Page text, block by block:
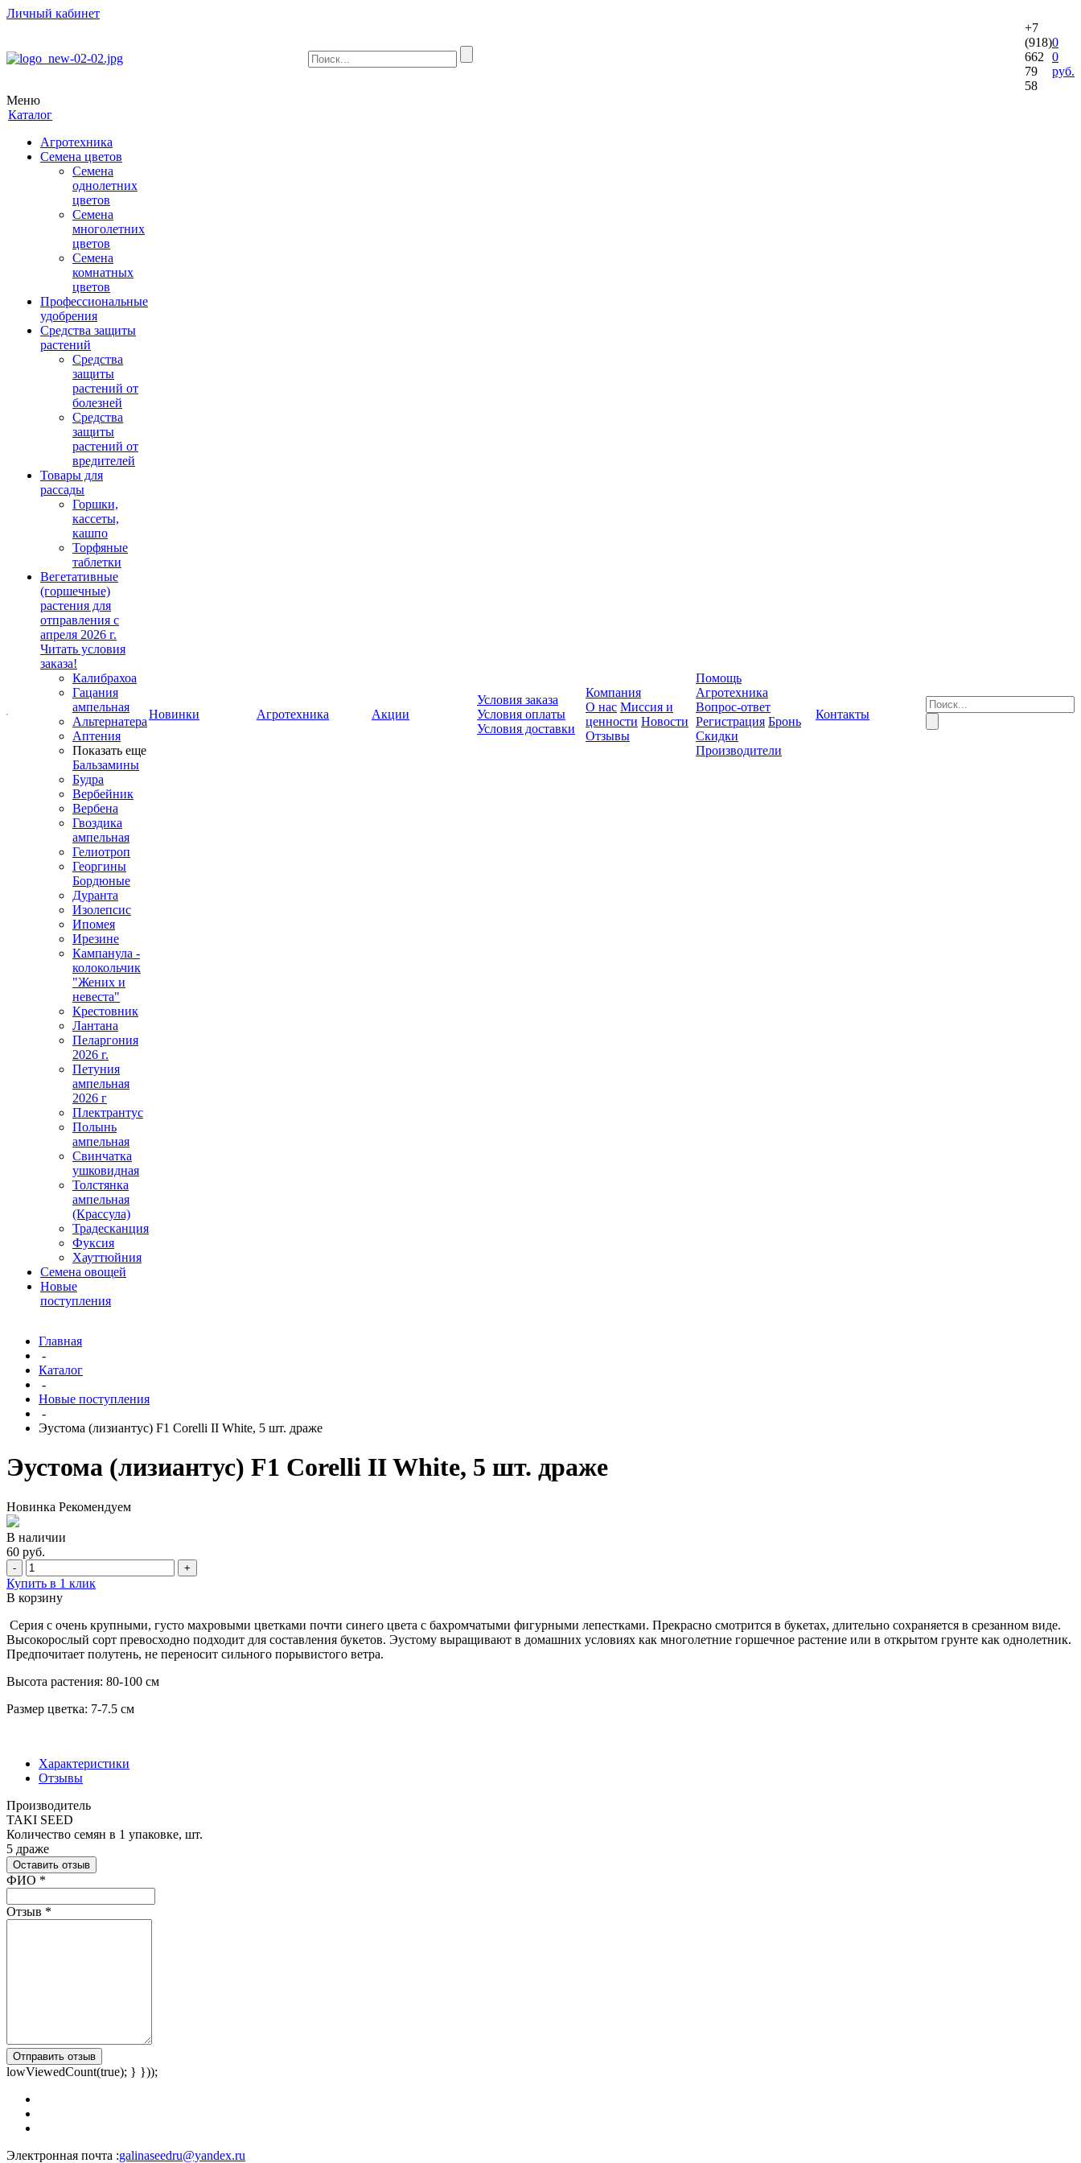
Личный кабинет
+7
(918)
662
79
58
0
0
руб.
Меню
Каталог
Агротехника
Семена цветов
Семена
однолетних
цветов
Семена
многолетних
цветов
Семена
комнатных
цветов
Профессиональные
удобрения
Средства защиты
растений
Средства
защиты
растений от
болезней
Средства
защиты
растений от
вредителей
Товары для
рассады
Горшки,
кассеты,
кашпо
Торфяные
таблетки
Вегетативные
(горшечные)
растения для
отправления с
апреля 2026 г.
Читать условия
заказа!
Калибрахоа
Гацания
ампельная
Альтернатера
Аптения
Показать еще
Бальзамины
Будра
Вербейник
Вербена
Гвоздика
ампельная
Гелиотроп
Георгины
Бордюные
Дуранта
Изолепсис
Ипомея
Ирезине
Кампанула -
колокольчик
"Жених и
невеста"
Крестовник
Лантана
Пеларгония
2026 г.
Петуния
ампельная
2026 г
Плектрантус
Полынь
ампельная
Свинчатка
ушковидная
Толстянка
ампельная
(Крассула)
Традесканция
Фуксия
Хауттюйния
Семена овощей
Новые
поступления
Новинки Агротехника Акции
Условия заказа
Условия оплаты
Условия доставки
Компания
О нас Миссия и
ценности Новости
Отзывы
Помощь
Агротехника
Вопрос-ответ
Регистрация Бронь
Скидки
Производители
Контакты
Главная
-
Каталог
-
Новые поступления
-
Эустома (лизиантус) F1 Corelli II White, 5 шт. драже
Эустома (лизиантус) F1 Corelli II White, 5 шт. драже
Новинка Рекомендуем
В наличии
60 руб.
- +
Купить в 1 клик
В корзину
Серия с очень крупными, густо махровыми цветками почти синего цвета с бахромчатыми фигурными лепестками. Прекрасно смотрится в букетах, длительно сохраняется в срезанном виде.
Высокорослый сорт превосходно подходит для составления букетов. Эустому выращивают в домашних условиях как многолетние горшечное растение или в открытом грунте как однолетник.
Предпочитает полутень, не переносит сильного порывистого ветра.
Высота растения: 80-100 см
Размер цветка: 7-7.5 см
Характеристики
Отзывы
Производитель
TAKI SEED
Количество семян в 1 упаковке, шт.
5 драже
Оставить отзыв
Ваш отзыв был отправлен!
ФИО *
Отзыв *
Отправить отзыв
lowViewedCount(true); } }));
Электронная почта :galinaseedru@yandex.ru